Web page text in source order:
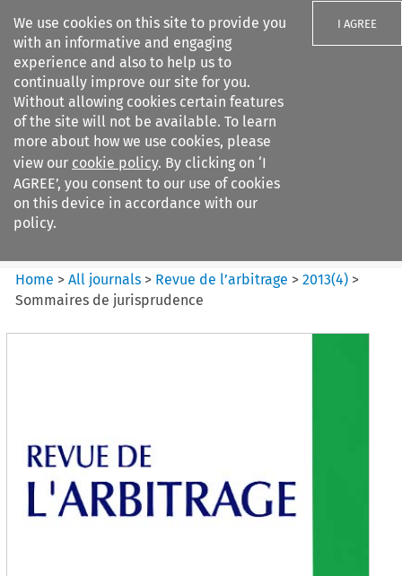
We use cookies on this site to provide you
with an informative and engaging
experience and also to help us to
continually improve our site for you.
Without allowing cookies certain features
of the site will not be available. To learn
more about how we use cookies, please
view our cookie policy. By clicking on ‘I
AGREE’, you consent to our use of cookies
on this device in accordance with our
policy.
I AGREE
Search filters
Revue de
l%E2%80%99arbitrage
Home >All journals > Revue de l’arbitrage >2013(4) >
Sommaires de jurisprudence